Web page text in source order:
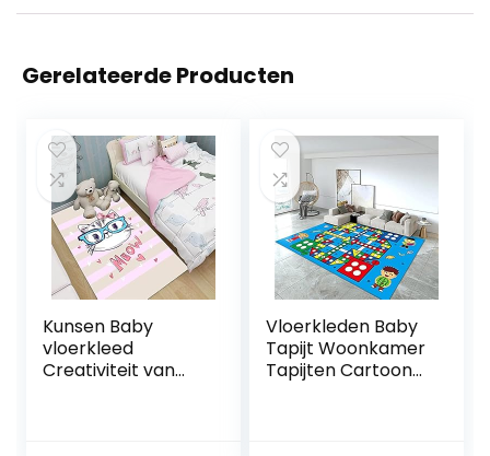
Gerelateerde Producten
Kunsen Baby
vloerkleed
Creativiteit van
Vloerkleden Baby
Tapijt Woonkamer
Tapijten Cartoon